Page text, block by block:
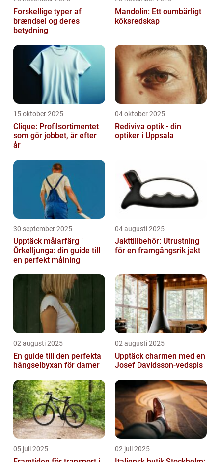
Forskellige typer af
brændsel og deres
betydning
Mandolin: Ett oumbärligt
köksredskap
15 oktober 2025
Clique: Profilsortimentet
som gör jobbet, år efter
år
04 oktober 2025
Rediviva optik - din
optiker i Uppsala
30 september 2025
Upptäck målarfärg i
Örkelljunga: din guide till
en perfekt målning
04 augusti 2025
Jakttillbehör: Utrustning
för en framgångsrik jakt
02 augusti 2025
En guide till den perfekta
hängselbyxan för damer
02 augusti 2025
Upptäck charmen med en
Josef Davidsson-vedspis
05 juli 2025 02 juli 2025